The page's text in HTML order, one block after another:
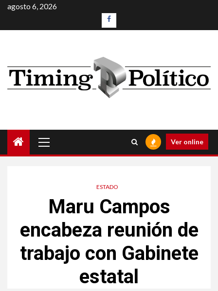
agosto 6, 2026
Ver online
ESTADO
Maru Campos
encabeza reunión de
trabajo con Gabinete
estatal